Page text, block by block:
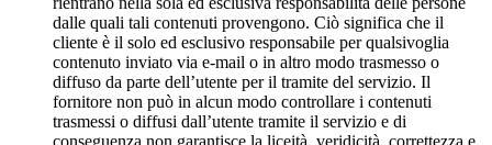
dalle quali tali contenuti provengono. Ciò significa che il
cliente è il solo ed esclusivo responsabile per qualsivoglia
contenuto inviato via e-mail o in altro modo trasmesso o
diffuso da parte dell’utente per il tramite del servizio. Il
fornitore non può in alcun modo controllare i contenuti
trasmessi o diffusi dall’utente tramite il servizio e di